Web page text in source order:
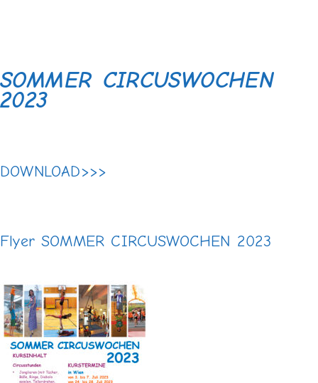
SOMMER CIRCUSWOCHEN
2023
DOWNLOAD>>>
Flyer SOMMER CIRCUSWOCHEN 2023